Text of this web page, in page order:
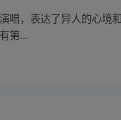
唱，表达了异人的心境
第...